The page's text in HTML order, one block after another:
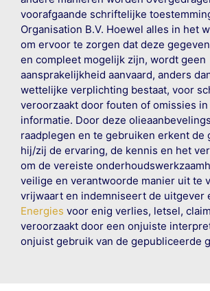
voorafgaande schriftelijke
Organisation B.V. Hoewel alles in het
om ervoor te zorgen dat deze
en compleet mogelijk zijn, wordt geen
aansprakelijkheid aanvaard, anders
wettelijke verplichting bestaat, voor
veroorzaakt door fouten of omissies
informatie. Door deze
raadplegen en te gebruiken erkent de
hij/zij de ervaring, de kennis en het
om de vereiste
veilige en verantwoorde manier uit te
vrijwaart en indemniseert de uitgever
Energies voor enig verlies, letsel,
veroorzaakt door een onjuiste
onjuist gebruik van de gepubliceerde